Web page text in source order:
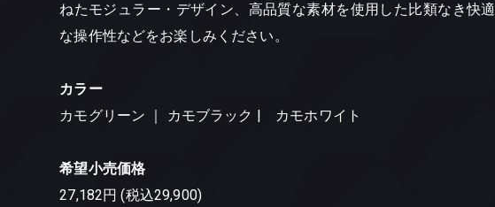
ねたモジュラー・デザイン、高品質な素材を使用した比類なき快適
な操作性などをお楽しみください。
カラー
カモグリーン ｜ カモブラック | カモホワイト
希望小売価格
27,182円 (税込29,900)